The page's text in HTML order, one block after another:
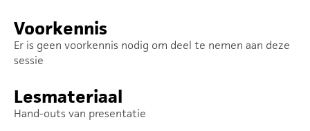
Voorkennis
Er is geen voorkennis nodig om deel te nemen aan deze
sessie
Lesmateriaal
Hand-outs van presentatie